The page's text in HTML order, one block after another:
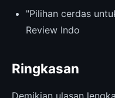
"Pilihan cerdas
Review Indo
Ringkasan
Demikian ulasan